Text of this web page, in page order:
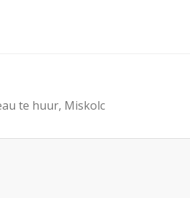
te huur, Miskolc